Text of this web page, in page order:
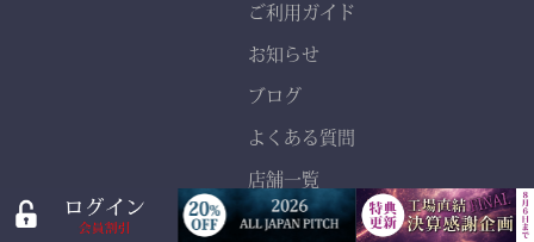
ご利用ガイド
お知らせ
ブログ
よくある質問
店舗一覧
特定商取引法に基づく表記